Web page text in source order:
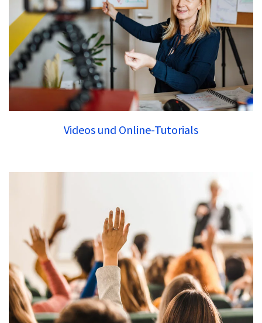
Videos und Online-Tutorials